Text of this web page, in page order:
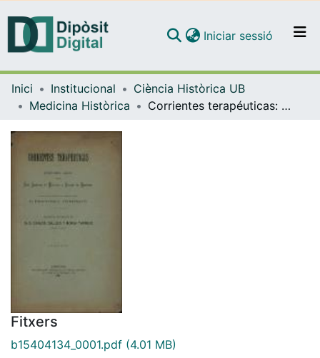
Navega per tot el DD
Iniciar sessió (current)
Inici Institucional
Ciència Històrica UB
Medicina Històrica
Corrientes terapéuticas: discurso leído en la Real Academia de Medicina y Cirugía de Barcelona en el acto de la recepción del académico electo D. Francisco Puigpiqué: discurso de contestación del Dr. D. Carlos Calleja y Borja Tarrius, académico numerario: 5 de marzo de 1901
Fitxers
b15404134_0001.pdf (4.01 MB)